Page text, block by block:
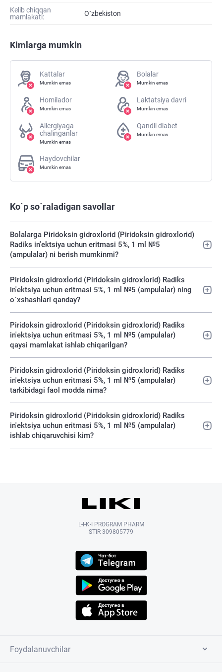
Kelib chiqqan
mamlakati:
O`zbekiston
Kimlarga mumkin
Kattalar
Mumkin emas
Bolalar
Mumkin emas
Homilador
Mumkin emas
Laktatsiya davri
Mumkin emas
Allergiyaga
chalinganlar
Mumkin emas
Qandli diabet
Mumkin emas
Haydovchilar
Mumkin emas
Ko`p so`raladigan savollar
Bolalarga Piridoksin gidroxlorid (Piridoksin gidroxlorid)
Radiks in'ektsiya uchun eritmasi 5%, 1 ml №5
(ampulalar) ni berish mumkinmi?
Piridoksin gidroxlorid (Piridoksin gidroxlorid) Radiks
in'ektsiya uchun eritmasi 5%, 1 ml №5 (ampulalar) ning
o`xshashlari qanday?
Piridoksin gidroxlorid (Piridoksin gidroxlorid) Radiks
in'ektsiya uchun eritmasi 5%, 1 ml №5 (ampulalar)
qaysi mamlakat ishlab chiqarilgan?
Piridoksin gidroxlorid (Piridoksin gidroxlorid) Radiks
in'ektsiya uchun eritmasi 5%, 1 ml №5 (ampulalar)
tarkibidagi faol modda nima?
Piridoksin gidroxlorid (Piridoksin gidroxlorid) Radiks
in'ektsiya uchun eritmasi 5%, 1 ml №5 (ampulalar)
ishlab chiqaruvchisi kim?
L-I-K-I PROGRAM PHARM
STIR 309805779
Foydalanuvchilar